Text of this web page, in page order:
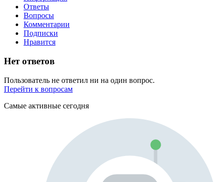
Ответы
Вопросы
Комментарии
Подписки
Нравится
Нет ответов
Пользователь не ответил ни на один вопрос.
Перейти к вопросам
Самые активные сегодня